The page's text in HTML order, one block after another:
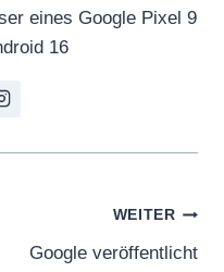
eines Google Pixel 9
16
WEITER
Google veröffentlicht